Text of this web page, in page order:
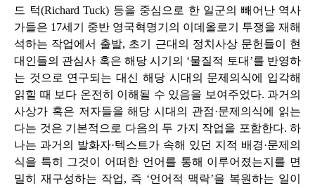
드 턱(Richard Tuck) 등을 중심으로 한 일군의 빼어난 역사
가들은 17세기 중반 영국혁명기의 이데올로기 투쟁을 재해
석하는 작업에서 출발, 초기 근대의 정치사상 문헌들이 현
대인들의 관심사 혹은 해당 시기의 ‘물질적 토대’를 반영하
는 것으로 연구되는 대신 해당 시대의 문제의식에 입각해
읽힐 때 보다 온전히 이해될 수 있음을 보여주었다. 과거의
사상가 혹은 저자들을 해당 시대의 관점·문제의식에 읽는
다는 것은 기본적으로 다음의 두 가지 작업을 포함한다. 하
나는 과거의 발화자·텍스트가 속해 있던 지적 배경·문제의
식을 특히 그것이 어떠한 언어를 통해 이루어졌는지를 면
밀히 재구성하는 작업, 즉 ‘언어적 맥락’을 복원하는 일이